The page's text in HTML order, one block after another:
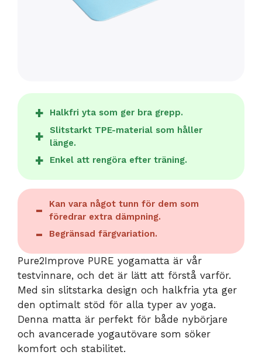
Halkfri yta som ger bra grepp.
Slitstarkt TPE-material som håller
länge.
Enkel att rengöra efter träning.
Kan vara något tunn för dem som
föredrar extra dämpning.
Begränsad färgvariation.
Pure2Improve PURE yogamatta är vår
testvinnare, och det är lätt att förstå varför.
Med sin slitstarka design och halkfria yta ger
den optimalt stöd för alla typer av yoga.
Denna matta är perfekt för både nybörjare
och avancerade yogautövare som söker
komfort och stabilitet.